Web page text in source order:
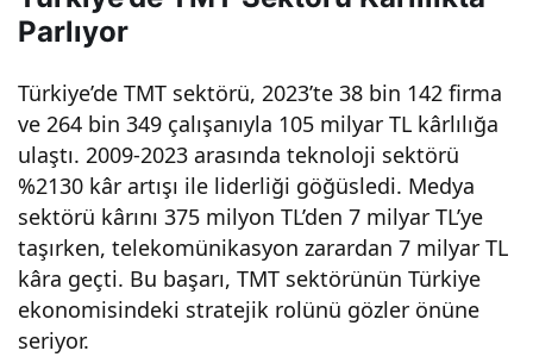
Parlıyor
Türkiye’de TMT sektörü, 2023’te 38 bin 142 firma
ve 264 bin 349 çalışanıyla 105 milyar TL kârlılığa
ulaştı. 2009-2023 arasında teknoloji sektörü
%2130 kâr artışı ile liderliği göğüsledi. Medya
sektörü kârını 375 milyon TL’den 7 milyar TL’ye
taşırken, telekomünikasyon zarardan 7 milyar TL
kâra geçti. Bu başarı, TMT sektörünün Türkiye
ekonomisindeki stratejik rolünü gözler önüne
seriyor.